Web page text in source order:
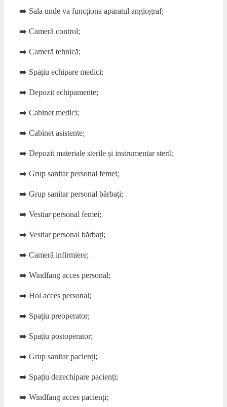
➡️ Sala unde va funcționa aparatul angiograf;
➡️ Cameră control;
➡️ Cameră tehnică;
➡️ Spațiu echipare medici;
➡️ Depozit echipamente;
➡️ Cabinet medici;
➡️ Cabinet asistente;
➡️ Depozit materiale sterile și instrumentar steril;
➡️ Grup sanitar personal femei;
➡️ Grup sanitar personal bărbați;
➡️ Vestiar personal femei;
➡️ Vestiar personal bărbați;
➡️ Cameră infirmiere;
➡️ Windfang acces personal;
➡️ Hol acces personal;
➡️ Spațiu preoperator;
➡️ Spațiu postoperator;
➡️ Grup sanitar pacienți;
➡️ Spațiu dezechipare pacienți;
➡️ Windfang acces pacienți;